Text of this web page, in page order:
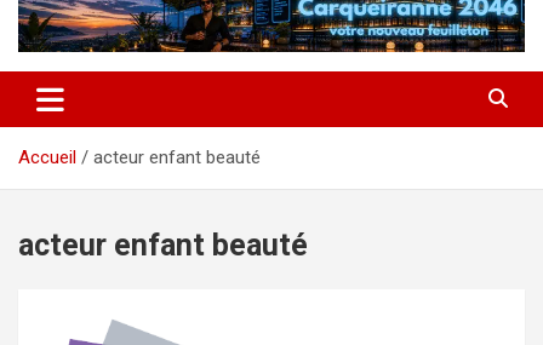
Accueil acteur enfant beauté
acteur enfant beauté